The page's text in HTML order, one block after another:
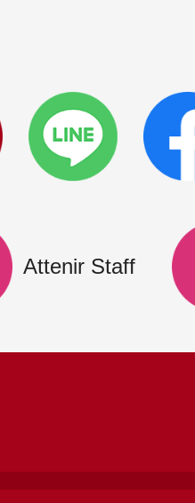
Attenir Staff